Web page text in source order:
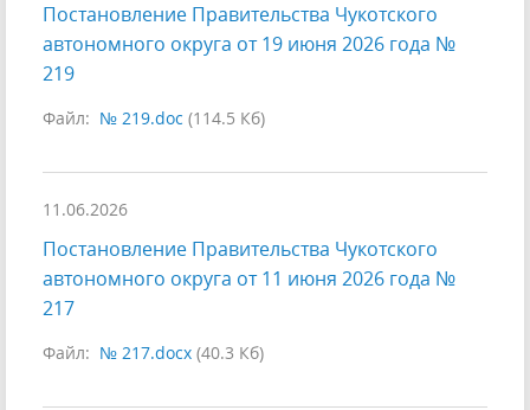
Постановление Правительства Чукотского
автономного округа от 19 июня 2026 года №
219
Файл: № 219.doc (114.5 Кб)
11.06.2026
Постановление Правительства Чукотского
автономного округа от 11 июня 2026 года №
217
Файл: № 217.docx (40.3 Кб)